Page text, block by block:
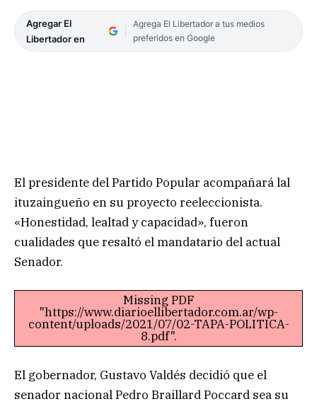
Agregar El
Libertador en
Agrega El Libertador a tus medios
preferidos en Google
El presidente del Partido Popular acompañará lal
ituzaingueño en su proyecto reeleccionista.
«Honestidad, lealtad y capacidad», fueron
cualidades que resaltó el mandatario del actual
Senador.
Missing PDF
"https://www.diarioellibertador.com.ar/wp-
content/uploads/2021/07/02-TAPA-POLITICA-
8.pdf".
El gobernador, Gustavo Valdés decidió que el
senador nacional Pedro Braillard Poccard sea su